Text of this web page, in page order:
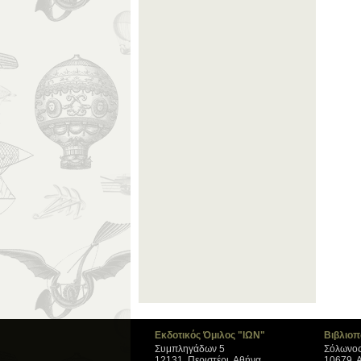
Εκδοτικός Όμιλος "ΙΩΝ"
Συμπληγάδων 5